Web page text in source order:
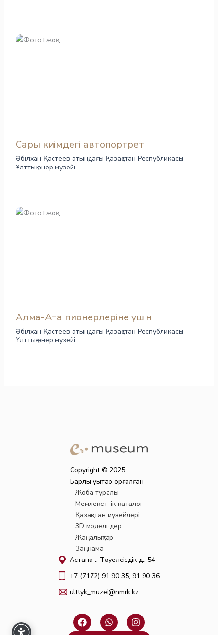
Сары киімдегі автопортрет
Әбілхан Қастеев атындағы Қазақстан Республикасы
Ұлттық өнер музейі
Алма-Ата пионерлеріне үшін
Әбілхан Қастеев атындағы Қазақстан Республикасы
Ұлттық өнер музейі
Copyright © 2025.
Барлық құқықтар қорғалған
Жоба туралы
Мемлекеттік каталог
Қазақстан музейлері
3D модельдер
Жаңалықтар
Заңнама
Астана қ., Тәуелсіздік д., 54
+7 (7172) 91 90 35, 91 90 36
ulttyk_muzei@nmrk.kz
F
a
W
h
I
n